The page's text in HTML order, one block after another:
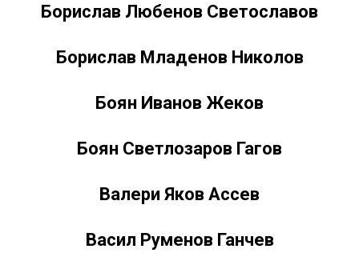
Борислав Любенов Светославов
Борислав Младенов Николов
Боян Иванов Жеков
Боян Светлозаров Гагов
Валери Яков Ассев
Васил Руменов Ганчев